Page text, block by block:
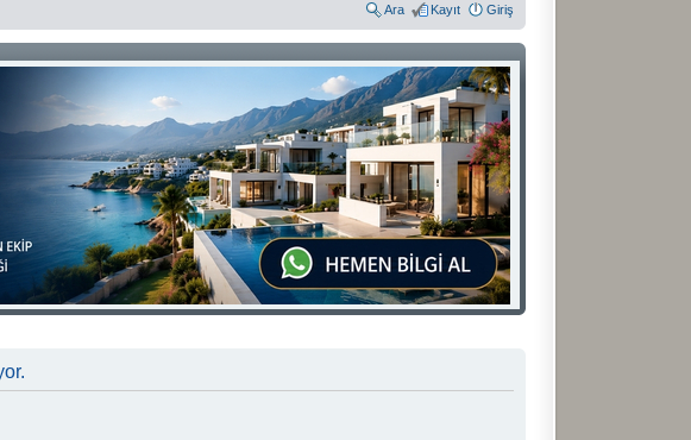
Ara Kayıt Giriş